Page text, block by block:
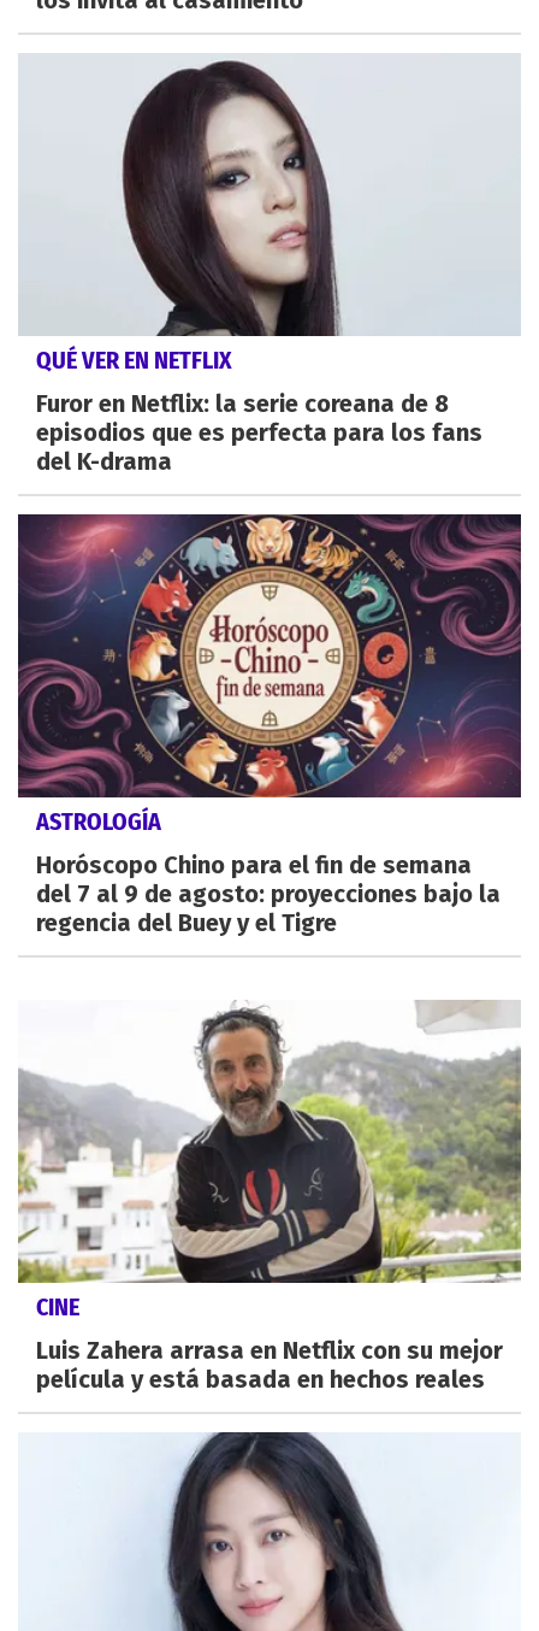
QUÉ VER EN NETFLIX
Furor en Netflix: la serie coreana de 8
episodios que es perfecta para los fans
del K-drama
ASTROLOGÍA
Horóscopo Chino para el fin de semana
del 7 al 9 de agosto: proyecciones bajo la
regencia del Buey y el Tigre
CINE
Luis Zahera arrasa en Netflix con su mejor
película y está basada en hechos reales